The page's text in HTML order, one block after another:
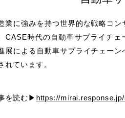
業に強みを持つ世界的な戦略コ
CASE時代の自動車サプライチ
展による自動車サプライチェー
れています。
を読む▶ https://